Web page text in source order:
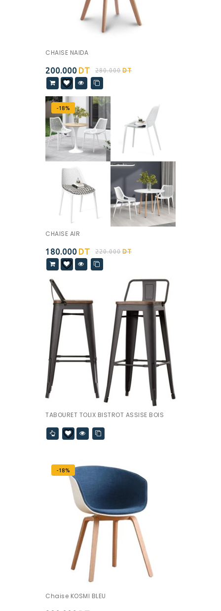
CHAISE NAIDA
280.000 DT
200.000 DT
-18%
CHAISE AIR
220.000 DT
180.000 DT
TABOURET TOLIX BISTROT ASSISE BOIS
-18%
Chaise KOSMI BLEU